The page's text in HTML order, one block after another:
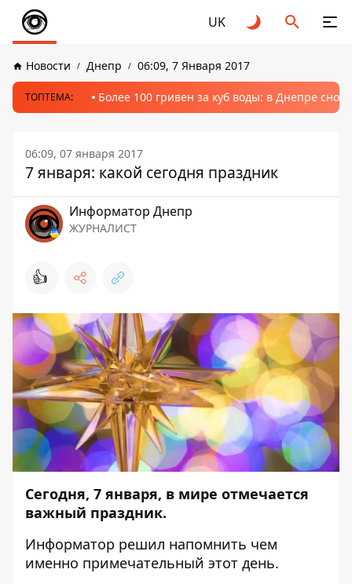
UK
Новости Днепр 06:09, 7 Января 2017
ТОПТЕМА: Более 100 гривен за куб воды: в Днепре
06:09, 07 января 2017
7 января: какой сегодня праздник
Информатор Днепр
ЖУРНАЛИСТ
👍
Сегодня, 7 января, в мире отмечается
важный праздник.
Информатор решил напомнить чем
именно примечательный этот день.